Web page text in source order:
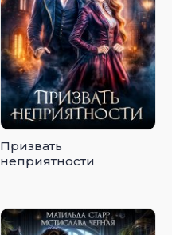
Призвать
неприятности